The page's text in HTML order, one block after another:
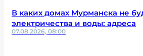
В каких домах Мурманска не
электричества и воды: адреса
07.08.2026, 08:00